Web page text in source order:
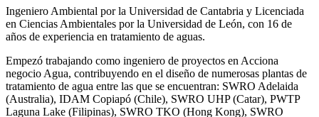
Ingeniero Ambiental por la Universidad de Cantabria y Licenciada
en Ciencias Ambientales por la Universidad de León, con 16 de
años de experiencia en tratamiento de aguas.
Empezó trabajando como ingeniero de proyectos en Acciona
negocio Agua, contribuyendo en el diseño de numerosas plantas de
tratamiento de agua entre las que se encuentran: SWRO Adelaida
(Australia), IDAM Copiapó (Chile), SWRO UHP (Catar), PWTP
Laguna Lake (Filipinas), SWRO TKO (Hong Kong), SWRO